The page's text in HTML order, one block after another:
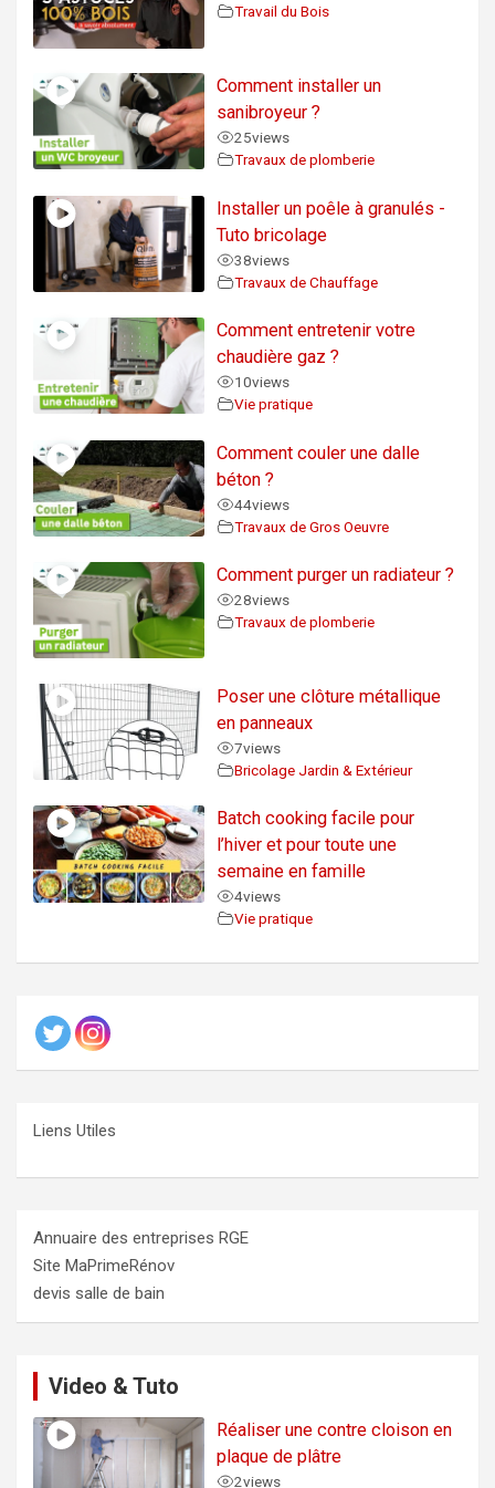
Travail du Bois
Comment installer un
sanibroyeur ?
25views
Travaux de plomberie
Installer un poêle à granulés -
Tuto bricolage
38views
Travaux de Chauffage
Comment entretenir votre
chaudière gaz ?
10views
Vie pratique
Comment couler une dalle
béton ?
44views
Travaux de Gros Oeuvre
Comment purger un radiateur ?
28views
Travaux de plomberie
Poser une clôture métallique
en panneaux
7views
Bricolage Jardin & Extérieur
Batch cooking facile pour
l’hiver et pour toute une
semaine en famille
4views
Vie pratique
Liens Utiles
Annuaire des entreprises RGE
Site MaPrimeRénov
devis salle de bain
Video & Tuto
Réaliser une contre cloison en
plaque de plâtre
2views